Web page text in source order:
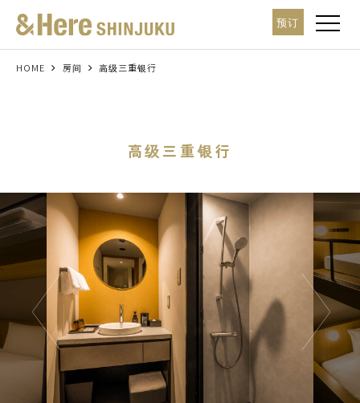
t
o
g
n
预订
HOME 房间 高级三重银行
高级三重银行